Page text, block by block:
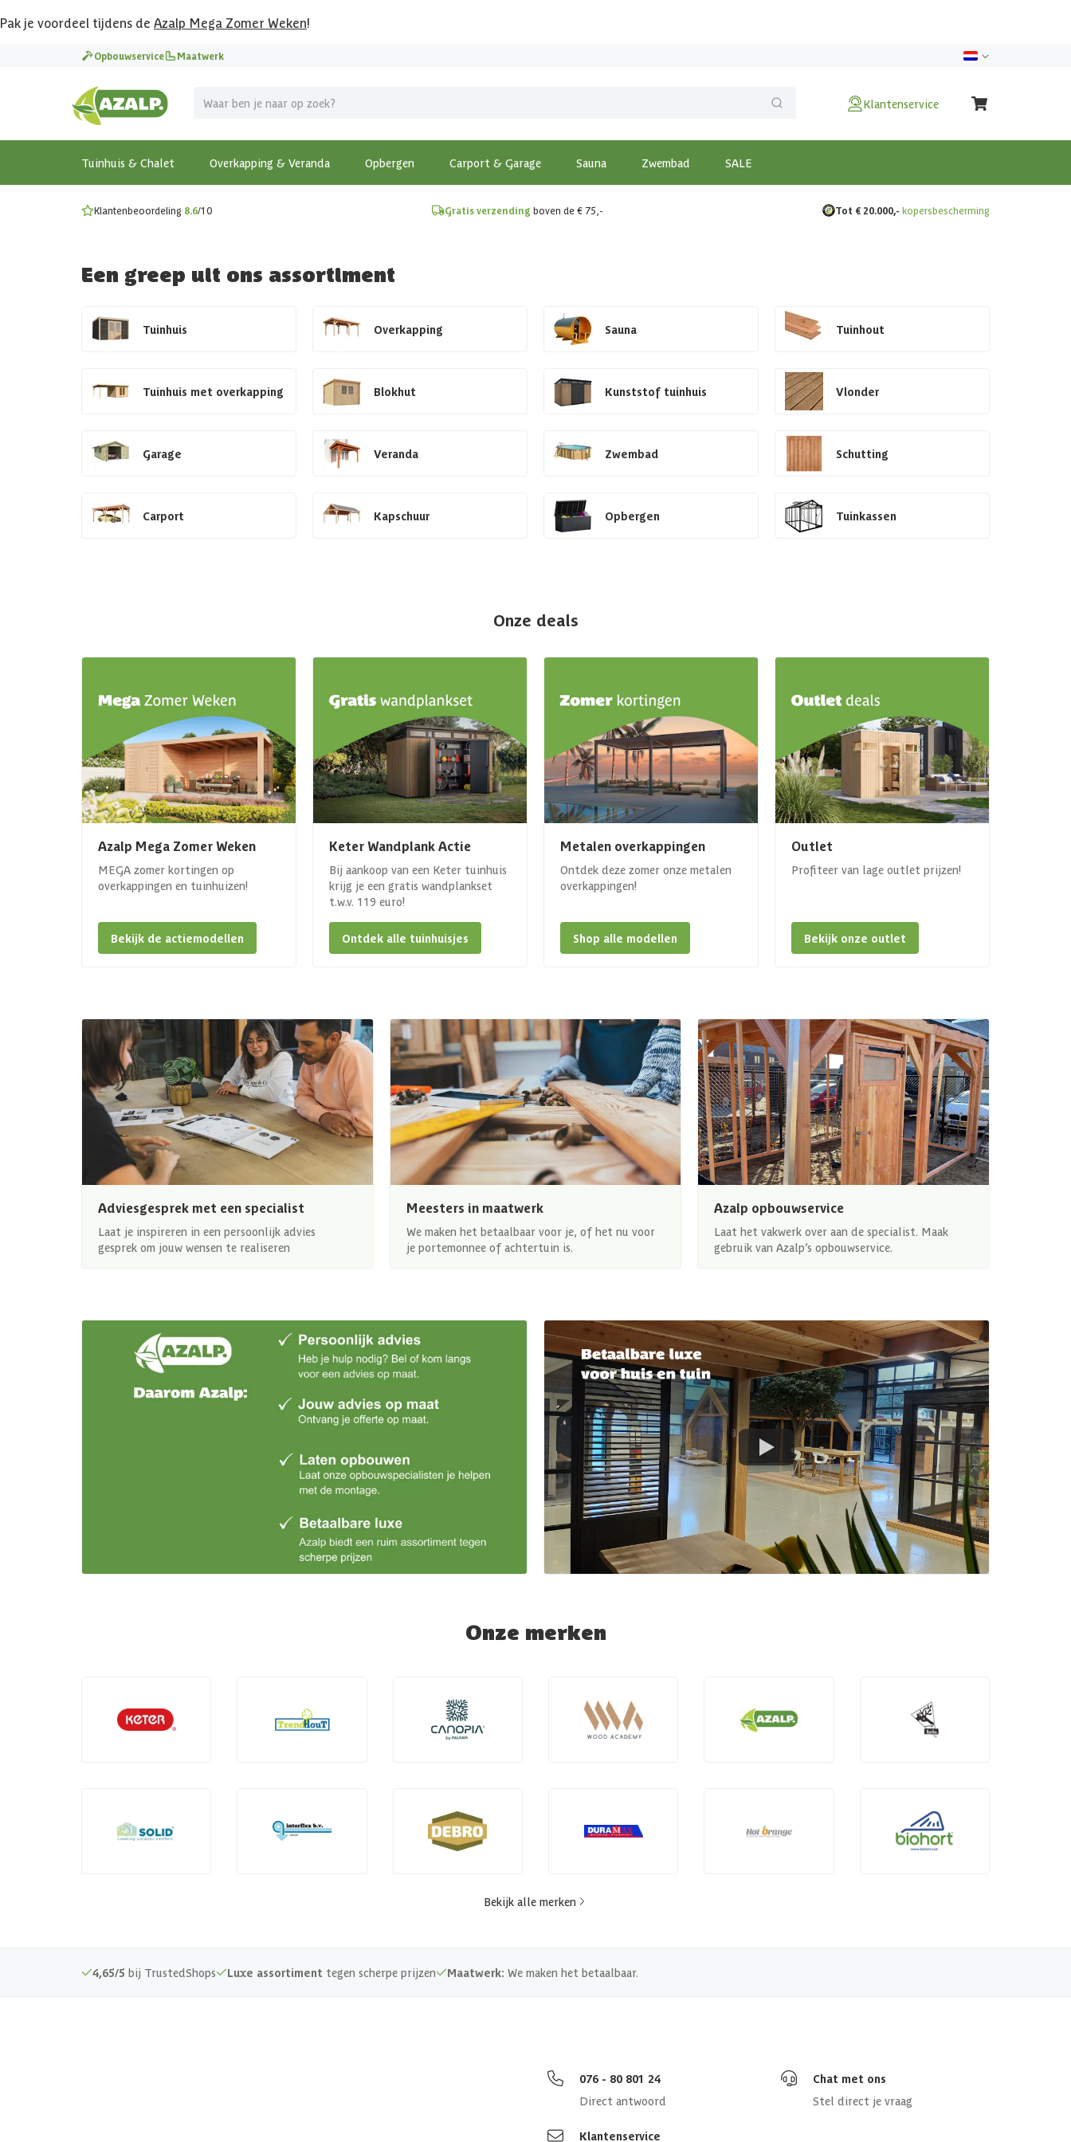
Pak je voordeel tijdens de Azalp Mega Zomer Weken!
Opbouwservice Maatwerk
Klantenservice
Tuinhuis & Chalet Overkapping & Veranda Opbergen Carport & Garage Sauna Zwembad SALE
Vier vakantie in je tuin
MEGA zomer kortingen op overkappingen en tuinhuizen!
Bekijk de actiemodellen
Gratis wandplankset
Ontdek onze metalen overkappingen
Klantenbeoordeling 8.6/10 Gratis verzending boven de € 75,- Tot € 20.000,- kopersbescherming
Een greep uit ons assortiment
Tuinhuis Overkapping Sauna Tuinhout
Tuinhuis met overkapping Blokhut Kunststof tuinhuis Vlonder
Garage Veranda Zwembad Schutting
Carport Kapschuur Opbergen Tuinkassen
Onze deals
Azalp Mega Zomer Weken
MEGA zomer kortingen op
overkappingen en tuinhuizen!
Bekijk de actiemodellen
Keter Wandplank Actie
Bij aankoop van een Keter tuinhuis
krijg je een gratis wandplankset
t.w.v. 119 euro!
Ontdek alle tuinhuisjes
Metalen overkappingen
Ontdek deze zomer onze metalen
overkappingen!
Shop alle modellen
Outlet
Profiteer van lage outlet prijzen!
Bekijk onze outlet
Adviesgesprek met een specialist
Laat je inspireren in een persoonlijk advies
gesprek om jouw wensen te realiseren
Meesters in maatwerk
We maken het betaalbaar voor je, of het nu voor
je portemonnee of achtertuin is.
Azalp opbouwservice
Laat het vakwerk over aan de specialist. Maak
gebruik van Azalp’s opbouwservice.
Onze merken
Bekijk alle merken
4,65/5 bij TrustedShops Luxe assortiment tegen scherpe prijzen Maatwerk: We maken het betaalbaar.
076 - 80 801 24
Direct antwoord
Chat met ons
Stel direct je vraag
Klantenservice